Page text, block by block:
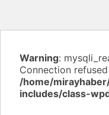
Warning:
Connection
/home/
includes/class-